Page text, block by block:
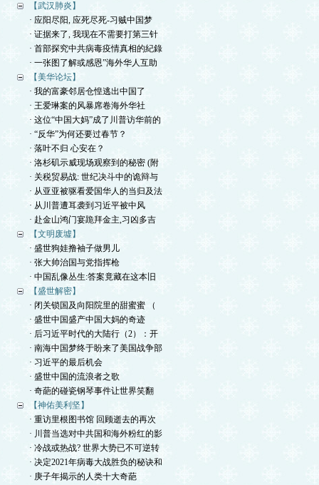
【武汉肺炎】
· 应阳尽阳, 应死尽死-习贼中国梦
· 证据来了, 我现在不需要打第三针
· 首部探究中共病毒疫情真相的紀錄
· 一张图了解或感恩”海外华人互助
【美华论坛】
· 我的富豪邻居仓惶逃出中国了
· 王爱琳案的风暴席卷海外华社
· 这位“中国大妈”成了川普访华前的
· “反华”为何还要过春节？
· 落叶不归 心安在？
· 洛杉矶示威现场观察到的秘密 (附
· 关税贸易战: 世纪决斗中的诡辩与
· 从亚亚被驱看爱国华人的当归及法
· 从川普遭耳袭到习近平被中风
· 赴金山鸿门宴跪拜金主,习凶多吉
【文明废墟】
· 盛世狗娃撸袖子做男儿
· 张大帅治国与党指挥枪
· 中国乱像丛生:答案竟藏在这本旧
【盛世解密】
· 闭关锁国及向阳院里的甜蜜蜜 （
· 盛世中国盛产中国大妈的奇迹
· 后习近平时代的大陆行（2）：开
· 南海中国梦终于盼来了美国战争部
· 习近平的最后机会
· 盛世中国的流浪者之歌
· 奇葩的碰瓷钢琴事件让世界笑翻
【神佑美利坚】
· 重访里根图书馆 回顾逝去的再次
· 川普当选对中共国和海外粉红的影
· 冷战或热战? 世界大势已不可逆转
· 决定2021年病毒大战胜负的秘诀和
· 庚子年揭示的人类十大奇葩